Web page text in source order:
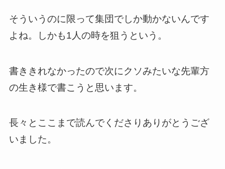
そういうのに限って集団でしか動かないんです
よね。しかも1人の時を狙うという。
書ききれなかったので次にクソみたいな先輩方
の生き様で書こうと思います。
長々とここまで読んでくださりありがとうござ
いました。